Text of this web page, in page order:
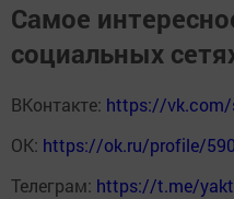
Самое
социальных
ВКонтакте: https://
ОК: https://ok.ru/profile/
Телеграм: https://t.me/